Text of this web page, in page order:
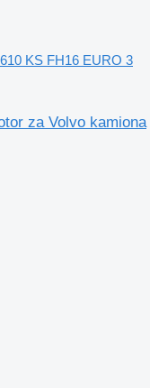
KS FH16 EURO 3
za Volvo kamiona